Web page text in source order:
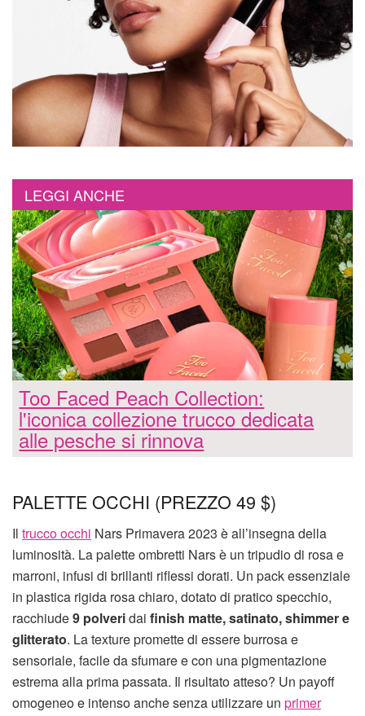
LEGGI ANCHE
Too Faced Peach Collection:
l'iconica collezione trucco dedicata
alle pesche si rinnova
PALETTE OCCHI (PREZZO 49 $)
Il trucco occhi Nars Primavera 2023 è all’insegna della
luminosità. La palette ombretti Nars è un tripudio di rosa e
marroni, infusi di brillanti riflessi dorati. Un pack essenziale
in plastica rigida rosa chiaro, dotato di pratico specchio,
racchiude9 polveridai finish matte, satinato, shimmer e
glitterato. La texture promette di essere burrosa e
sensoriale, facile da sfumare e con una pigmentazione
estrema alla prima passata. Il risultato atteso? Un payoff
omogeneo e intenso anche senza utilizzare un primer